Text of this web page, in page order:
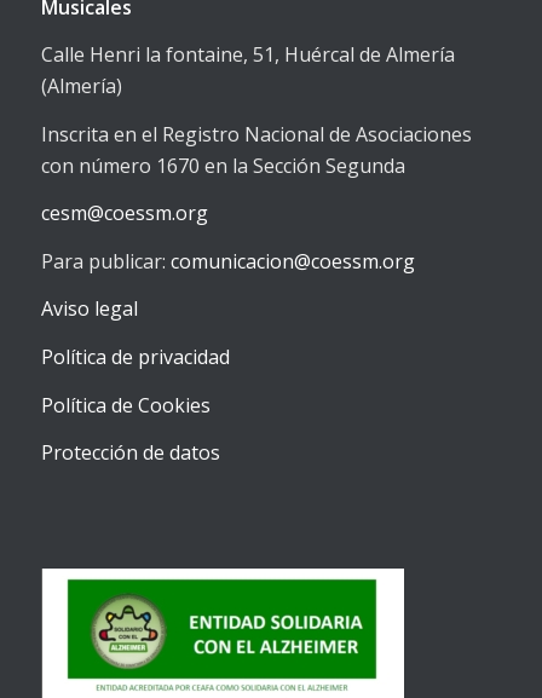
Musicales
Calle Henri la fontaine, 51, Huércal de Almería
(Almería)
Inscrita en el Registro Nacional de Asociaciones
con número 1670 en la Sección Segunda
cesm@coessm.org
Para publicar: comunicacion@coessm.org
Aviso legal
Política de privacidad
Política de Cookies
Protección de datos